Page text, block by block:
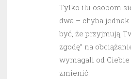
Tylko ilu osobom
dwa – chyba
być, że przyjmują
zgodę” na
wymagali od
zmienić.